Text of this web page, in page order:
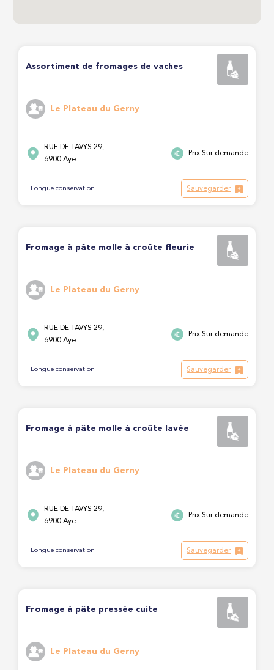
Assortiment de fromages de vaches
Le Plateau du Gerny
RUE DE TAVYS 29,
6900 Aye
Prix Sur demande
Longue conservation Sauvegarder
Fromage à pâte molle à croûte fleurie
Le Plateau du Gerny
RUE DE TAVYS 29,
6900 Aye
Prix Sur demande
Longue conservation Sauvegarder
Fromage à pâte molle à croûte lavée
Le Plateau du Gerny
RUE DE TAVYS 29,
6900 Aye
Prix Sur demande
Longue conservation Sauvegarder
Fromage à pâte pressée cuite
Le Plateau du Gerny